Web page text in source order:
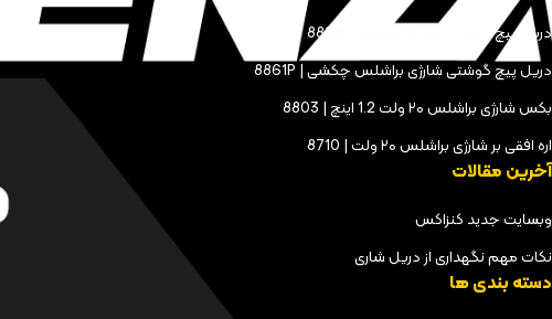
دریل پیچ گوشتی شارژی براشلس | 8898
دریل پیچ گوشتی شارژی براشلس چکشی | 8861P
بکس شارژی براشلس ۲۰ ولت 1.2 اینچ | 8803
اره افقی بر شارژی براشلس ۲۰ ولت | 8710
آخرین مقالات
وبسایت جدید کنزاکس
نکات مهم نگهداری از دریل شاری
دسته بندی ها